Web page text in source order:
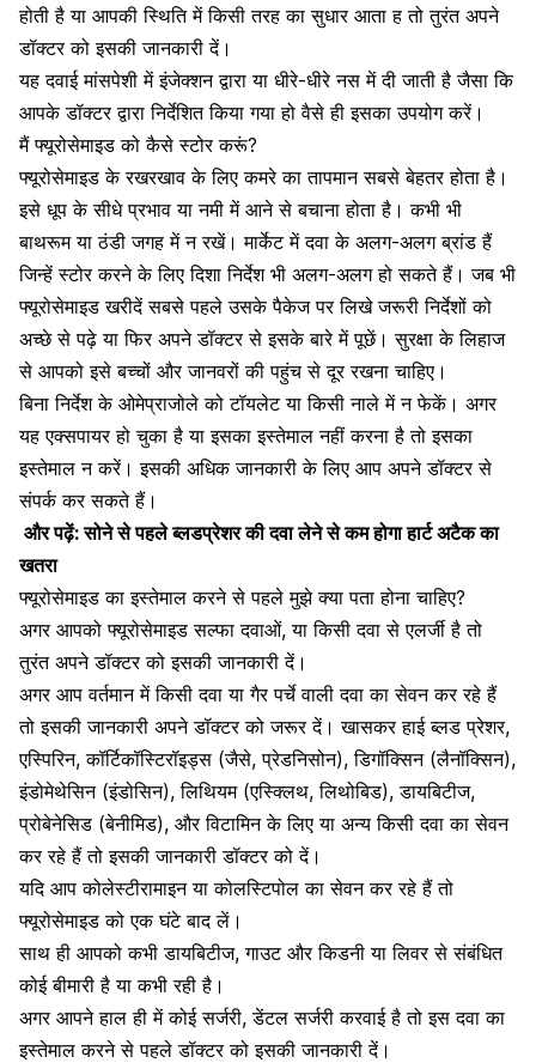
होती है या आपकी स्थिति में किसी तरह का सुधार आता ह तो तुरंत अपने
डॉक्टर को इसकी जानकारी दें।
यह दवाईमांसपेशी में इंजेक्शनद्वारा या धीरे-धीरे नस में दी जाती है जैसा कि
आपके डॉक्टर द्वारा निर्देशित किया गया हो वैसे ही इसका उपयोग करें।
मैं फ्यूरोसेमाइड को कैसे स्टोर करूं?
फ्यूरोसेमाइड के रखरखाव के लिए कमरे का तापमान सबसे बेहतर होता है।
इसे धूप के सीधे प्रभाव या नमी में आने से बचाना होता है। कभी भी
बाथरूम या ठंडी जगह में न रखें। मार्केट में दवा के अलग-अलग ब्रांड हैं
जिन्हें स्टोर करने के लिए दिशा निर्देश भी अलग-अलग हो सकते हैं। जब भी
फ्यूरोसेमाइड खरीदें सबसे पहले उसके पैकेज पर लिखे जरूरी निर्देशों को
अच्छे से पढ़े या फिर अपने डॉक्टर से इसके बारे में पूछें। सुरक्षा के लिहाज
से आपको इसे बच्चों और जानवरों की पहुंच से दूर रखना चाहिए।
बिना निर्देश के ओमेप्राजोले को टॉयलेट या किसी नाले में न फेकें। अगर
यह एक्सपायर हो चुका है या इसका इस्तेमाल नहीं करना है तो इसका
इस्तेमाल न करें। इसकी अधिक जानकारी के लिए आप अपने डॉक्टर से
संपर्क कर सकते हैं।
और पढ़ें:सोने से पहले ब्लडप्रेशर की दवा लेने से कम होगा हार्ट अटैक का
खतरा
फ्यूरोसेमाइड का इस्तेमाल करने से पहले मुझे क्या पता होना चाहिए?
अगर आपको फ्यूरोसेमाइड सल्फा दवाओं, या किसी दवा से एलर्जी है तो
तुरंत अपने डॉक्टर को इसकी जानकारी दें।
अगर आप वर्तमान में किसी दवा या गैर पर्चे वाली दवा का सेवन कर रहे हैं
तो इसकी जानकारी अपने डॉक्टर को जरूर दें। खासकर हाई ब्लड प्रेशर,
एस्पिरिन, कॉर्टिकॉस्टिरॉइड्स (जैसे, प्रेडनिसोन), डिगॉक्सिन (लैनॉक्सिन),
इंडोमेथेसिन (इंडोसिन), लिथियम (एस्क्लिथ, लिथोबिड), डायबिटीज,
प्रोबेनेसिड (बेनीमिड), और विटामिन के लिए या अन्य किसी दवा का सेवन
कर रहे हैं तो इसकी जानकारी डॉक्टर को दें।
यदि आप कोलेस्टीरामाइन या कोलस्टिपोल का सेवन कर रहे हैं तो
फ्यूरोसेमाइड को एक घंटे बाद लें।
साथ ही आपको कभीडायबिटीज,गाउट और किडनी या लिवर से संबंधित
कोई बीमारी है या कभी रही है।
अगर आपने हाल ही में कोई सर्जरी, डेंटल सर्जरी करवाई है तो इस दवा का
इस्तेमाल करने से पहले डॉक्टर को इसकी जानकारी दें।